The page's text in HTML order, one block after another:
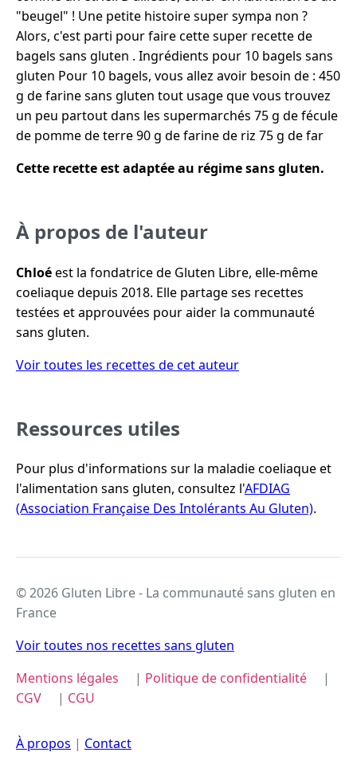
"beugel" ! Une petite histoire super sympa non ?
Alors, c'est parti pour faire cette super recette de
bagels sans gluten . Ingrédients pour 10 bagels sans
gluten Pour 10 bagels, vous allez avoir besoin de : 450
g de farine sans gluten tout usage que vous trouvez
un peu partout dans les supermarchés 75 g de fécule
de pomme de terre 90 g de farine de riz 75 g de far
Cette recette est adaptée au régime sans gluten.
À propos de l'auteur
Chloéest la fondatrice de Gluten Libre, elle-même
coeliaque depuis 2018. Elle partage ses recettes
testées et approuvées pour aider la communauté
sans gluten.
Voir toutes les recettes de cet auteur
Ressources utiles
Pour plus d'informations sur la maladie coeliaque et
l'alimentation sans gluten, consultez l'AFDIAG
(Association Française Des Intolérants Au Gluten).
© 2026 Gluten Libre - La communauté sans gluten en
France
Voir toutes nos recettes sans gluten
Mentions légales
| Politique de confidentialité
|
CGV
| CGU
À propos | Contact